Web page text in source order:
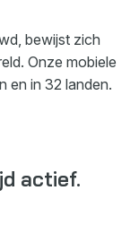
bewijst zich
Onze mobiele
en in 32 landen.
actief.